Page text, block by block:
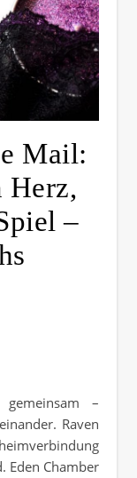
Mail:
Herz,
–
–
Raven
Eden Chamber